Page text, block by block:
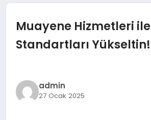
EKONOMI
GENEL
MAGAZIN
Muayene Hizmetleri ile
Standartları Yükseltin!
admin
27 Ocak 2025